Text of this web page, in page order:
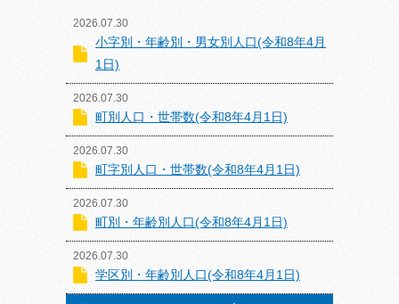
2026.07.30
小字別・年齢別・男女別人口(令和8年4月
1日)
2026.07.30
町別人口・世帯数(令和8年4月1日)
2026.07.30
町字別人口・世帯数(令和8年4月1日)
2026.07.30
町別・年齢別人口(令和8年4月1日)
2026.07.30
学区別・年齢別人口(令和8年4月1日)